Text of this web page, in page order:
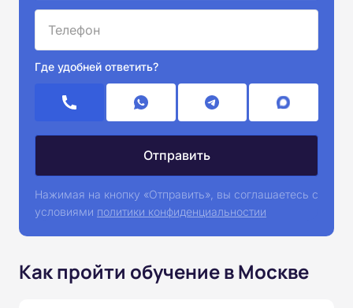
Где удобней ответить?
Нажимая на кнопку «Отправить», вы соглашаетесь с
условиями политики конфиденциальностии
Как пройти обучение в Москве